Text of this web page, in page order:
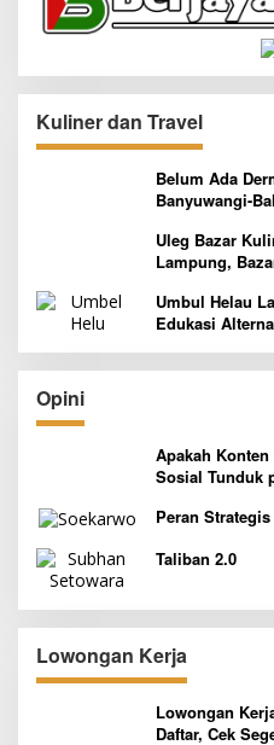
Kuliner dan Travel
Belum Ada
Banyuwangi-
Uleg Bazar
Lampung,
Umbul Helau
Edukasi
Opini
Apakah
Sosial Tunduk
Peran
Taliban 2.0
Lowongan Kerja
Lowongan
Daftar, Cek